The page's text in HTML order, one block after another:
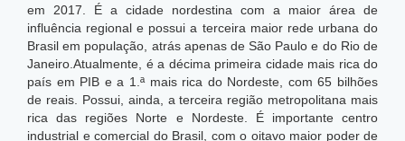
em 2017. É a cidade nordestina com a maior área de
influência regional e possui a terceira maior rede urbana do
Brasil em população, atrás apenas de São Paulo e do Rio de
Janeiro.Atualmente, é a décima primeira cidade mais rica do
país em PIB e a 1.ª mais rica do Nordeste, com 65 bilhões
de reais.
Possui, ainda, a terceira região metropolitana mais
rica das regiões Norte e Nordeste. É importante centro
industrial e comercial do Brasil, com o oitavo maior poder de